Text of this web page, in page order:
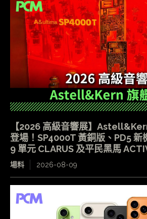
【2026 高級音響展】
登場！SP4000T 黃銅版、PD5 新
9 單元 CLARUS 及平民黑馬
場料 2026-08-09